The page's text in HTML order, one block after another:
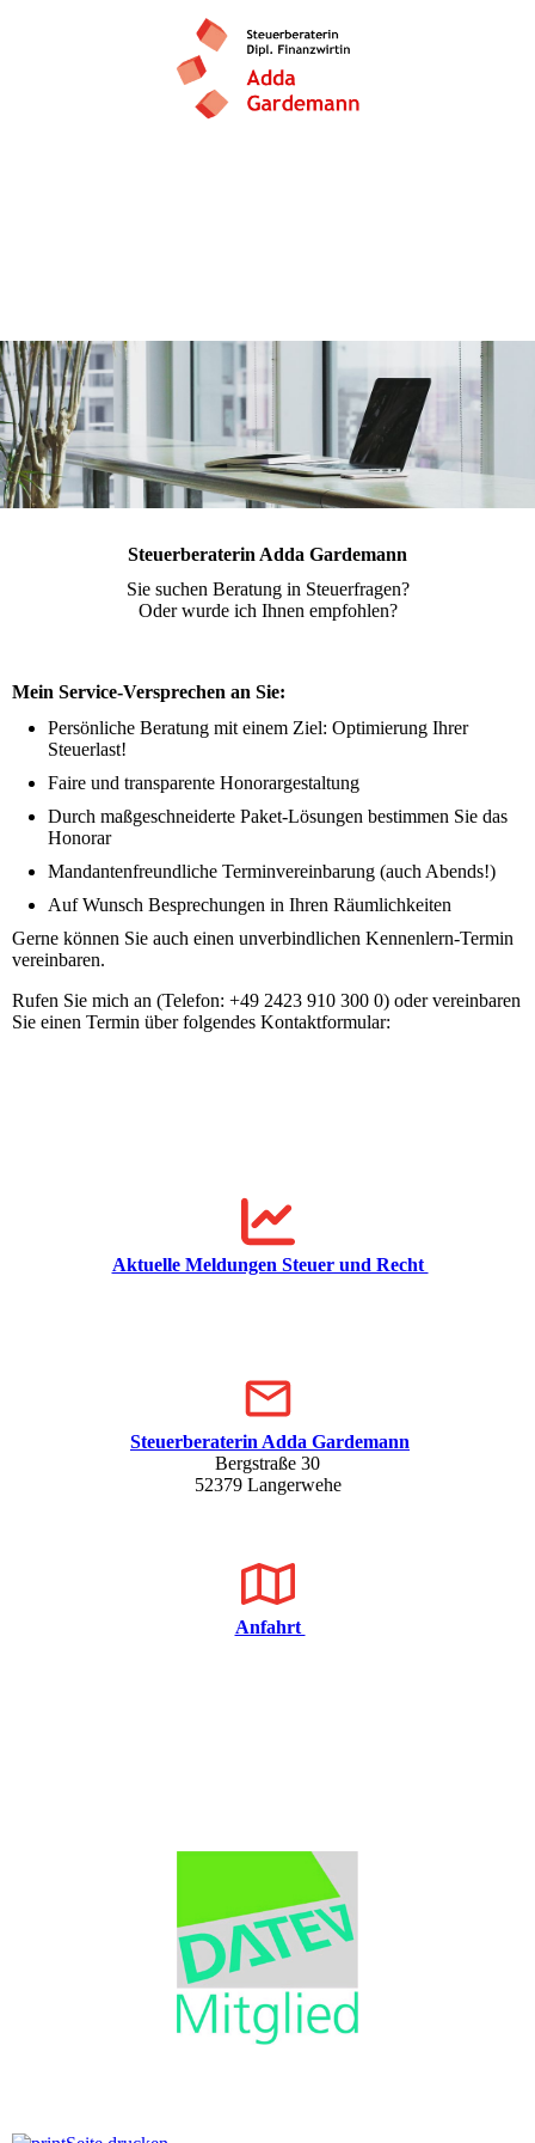
Steuerberaterin Adda Gardemann
Sie suchen Beratung in Steuerfragen?
Oder wurde ich Ihnen empfohlen?
Mein Service-Versprechen an Sie:
Persönliche Beratung mit einem Ziel: Optimierung Ihrer
Steuerlast!
Faire und transparente Honorargestaltung
Durch maßgeschneiderte Paket-Lösungen bestimmen Sie das
Honorar
Mandantenfreundliche Terminvereinbarung (auch Abends!)
Auf Wunsch Besprechungen in Ihren Räumlichkeiten
Gerne können Sie auch einen unverbindlichen Kennenlern-Termin
vereinbaren.
Rufen Sie mich an (Telefon: +49 2423 910 300 0) oder vereinbaren
Sie einen Termin über folgendes Kontaktformular:
Aktuelle Meldungen Steuer und Recht
Steuerberaterin Adda Gardemann
Bergstraße 30
52379 Langerwehe
Anfahrt